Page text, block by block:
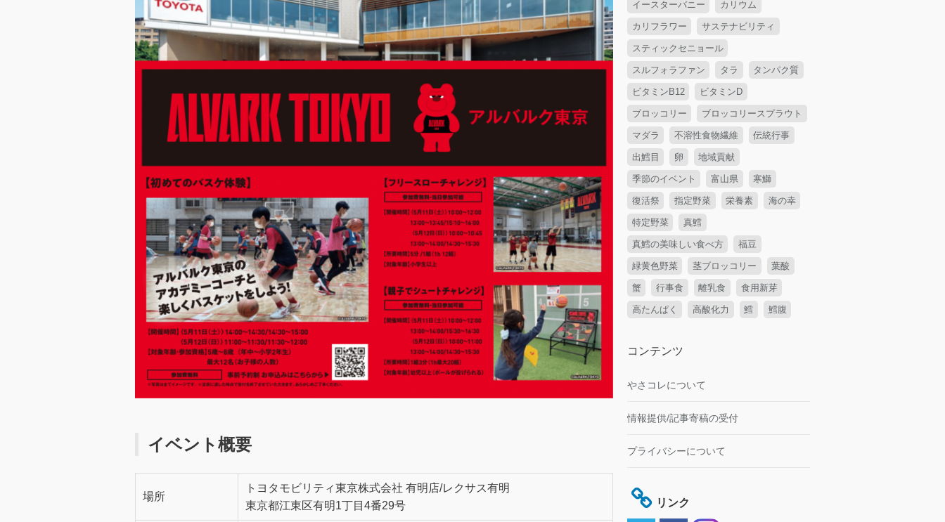
イベント概要
場所
トヨタモビリティ東京株式会社 有明店/レクサス有明
東京都江東区有明1丁目4番29号
イースターバニー カリウム
カリフラワー サステナビリティ
スティックセニョール
スルフォラファン タラ タンパク質
ビタミンB12 ビタミンD
ブロッコリー ブロッコリースプラウト
マダラ 不溶性食物繊維 伝統行事
出鱈目 卵 地域貢献
季節のイベント 富山県 寒鰤
復活祭 指定野菜 栄養素 海の幸
特定野菜 真鱈
真鱈の美味しい食べ方 福豆
緑黄色野菜 茎ブロッコリー 葉酸
蟹 行事食 離乳食 食用新芽
高たんぱく 高酸化力 鱈 鱈腹
コンテンツ
やさコレについて
情報提供/記事寄稿の受付
プライバシーについて
リンク